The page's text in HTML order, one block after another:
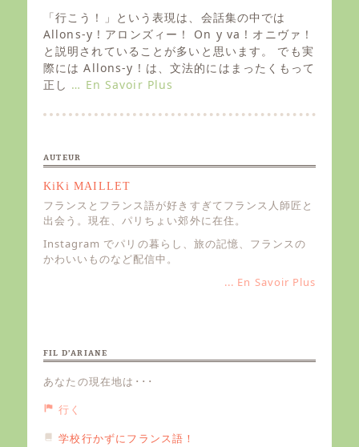
t
e
d
o
n
「行こう！」という表現は、会話集の中では
Allons-y ! アロンズィー！ On y va ! オニヴァ！
と説明されていることが多いと思います。 でも実
際には Allons-y ! は、文法的にはまったくもって
正し … En Savoir Plus
AUTEUR
KiKi MAILLET
フランスとフランス語が好きすぎてフランス人師匠と
出会う。現在、パリちょい郊外に在住。
Instagram でパリの暮らし、旅の記憶、フランスの
かわいいものなど配信中。
... En Savoir Plus
FIL D’ARIANE
あなたの現在地は･･･
行く
学校行かずにフランス語！